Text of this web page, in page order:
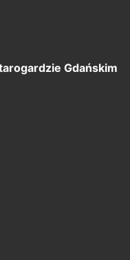
Gdańskim